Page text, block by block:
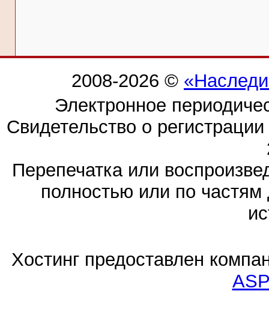
2008-2026 ©
Электронное
Свидетельство о
Перепечатка или
полностью или по частям
Хостинг предоставлен